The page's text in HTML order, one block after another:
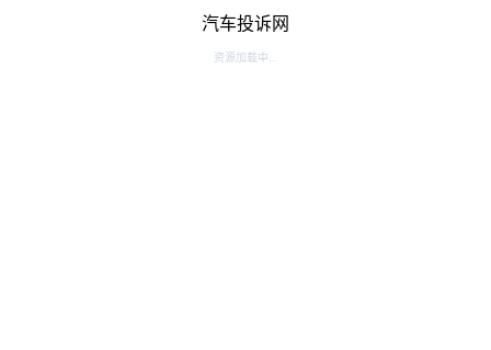
汽车投诉网
资源加载中...